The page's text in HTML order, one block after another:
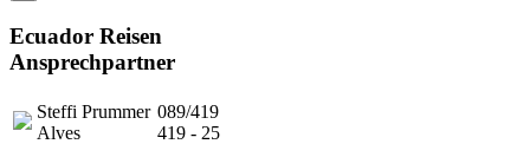
Ecuador Reisen
Ansprechpartner
Steffi Prummer
Alves
089/419
419 - 25